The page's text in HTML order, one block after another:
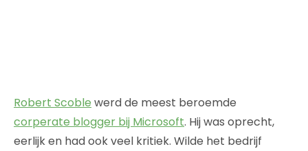
Robert Scoble werd de meest beroemde
corperate blogger bij Microsoft. Hij was oprecht,
eerlijk en had ook veel kritiek. Wilde het bedrijf